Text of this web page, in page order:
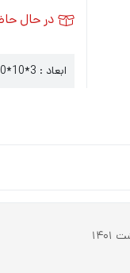
در حال
ابعاد : 3*10*20 ، جنس : چرم مصنوعی